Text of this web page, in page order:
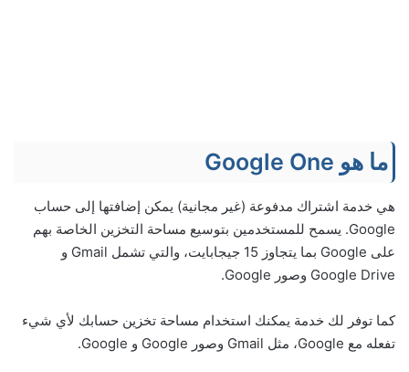
ما هو Google One
هي خدمة اشتراك مدفوعة (غير مجانية) يمكن إضافتها إلى حساب
Google. يسمح للمستخدمين بتوسيع مساحة التخزين الخاصة بهم
على Google بما يتجاوز 15 جيجابايت، والتي تشمل Gmail و
Google Drive وصور Google.
كما توفر لك خدمة يمكنك استخدام مساحة تخزين حسابك لأي شيء
تفعله مع Google، مثل Gmail وصور Google و Google.